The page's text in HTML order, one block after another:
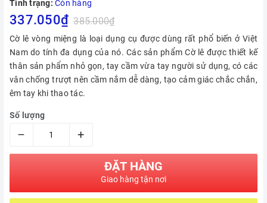
Tình trạng: Còn hàng
337.050₫ 385.000₫
Cờ lê vòng miệng là loại dụng cụ được dùng rất phổ biến ở Việt
Nam do tính đa dụng của nó. Các sản phẩm Cờ lê được thiết kế
thân sản phẩm nhỏ gọn, tay cầm vừa tay người sử dụng, có các
vân chống trượt nên cầm nắm dễ dàng, tạo cảm giác chắc chắn,
êm tay khi thao tác.
Số lượng
– +
ĐẶT HÀNG
Giao hàng tận nơi